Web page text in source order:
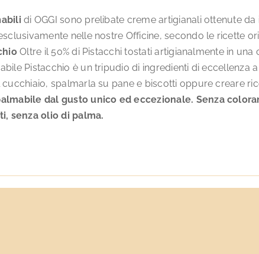
di OGGI sono prelibate creme artigianali ottenute
nelle nostre Officine, secondo le ricette
Oltre il 50% di Pistacchi tostati artigianalmente in
Pistacchio è un tripudio di ingredienti di eccellenza
spalmarla su pane e biscotti oppure creare
dal gusto unico ed eccezionale. Senza
senza olio di palma.